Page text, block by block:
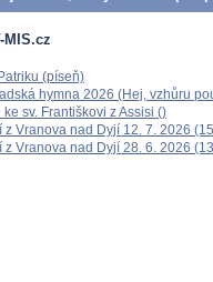
MIS.cz
(píseň)
hymna 2026 (Hej, vzhůru
ke sv. Františkovi z Assisi ()
z Vranova nad Dyjí 12. 7. 2026
z Vranova nad Dyjí 28. 6. 2026